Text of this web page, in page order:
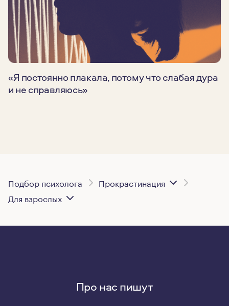
«Я постоянно плакала, потому что слабая дура
и не справляюсь»
Подбор психолога
Прокрастинация
Для взрослых
Про нас пишут